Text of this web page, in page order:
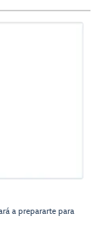
a prepararte para